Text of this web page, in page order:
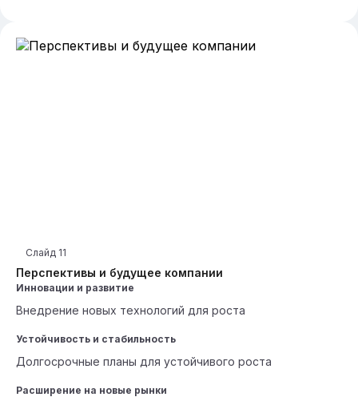
Перспективы и будущее компании
Слайд 11
Инновации и развитие
Внедрение новых технологий для роста
Устойчивость и стабильность
Долгосрочные планы для устойчивого роста
Расширение на новые рынки